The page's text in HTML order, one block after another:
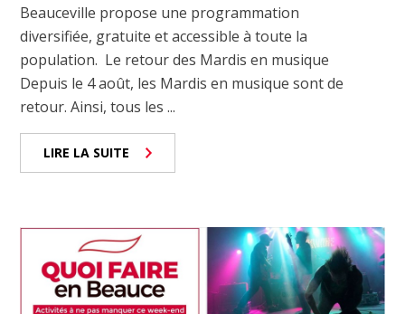
Beauceville propose une programmation
diversifiée, gratuite et accessible à toute la
population. Le retour des Mardis en musique
Depuis le 4 août, les Mardis en musique sont de
retour. Ainsi, tous les ...
LIRE LA SUITE